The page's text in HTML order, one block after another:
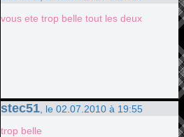
vous ete trop belle tout les deux
stec51 , le 02.07.2010 à 19:55
trop belle